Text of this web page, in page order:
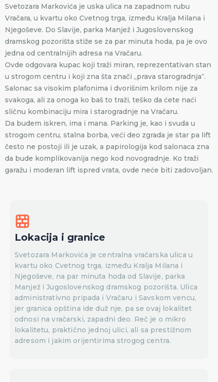
Svetozara Markovića je uska ulica na zapadnom rubu
Vračara, u kvartu oko Cvetnog trga, između Kralja Milana i
Njegoševe. Do Slavije, parka Manjež i Jugoslovenskog
dramskog pozorišta stiže se za par minuta hoda, pa je ovo
jedna od centralnijih adresa na Vračaru.
Ovde odgovara kupac koji traži miran, reprezentativan stan
u strogom centru i koji zna šta znači „prava starogradnja“.
Salonac sa visokim plafonima i dvorišnim krilom nije za
svakoga, ali za onoga ko baš to traži, teško da ćete naći
sličnu kombinaciju mira i starogradnje na Vračaru.
Da budem iskren, ima i mana. Parking je, kao i svuda u
strogom centru, stalna borba, veći deo zgrada je star pa lift
često ne postoji ili je uzak, a papirologija kod salonaca zna
da bude komplikovanija nego kod novogradnje. Ko traži
garažu i moderan lift ispred vrata, ovde neće biti zadovoljan.
Lokacija i granice
Svetozara Markovića je centralna vračarska ulica u
kvartu oko Cvetnog trga, između Kralja Milana i
Njegoševe, na par minuta hoda od Slavije, parka
Manjež i Jugoslovenskog dramskog pozorišta. Ulica
administrativno pripada i Vračaru i Savskom vencu,
jer granica opština ide duž nje, pa se ovaj lokalitet
odnosi na vračarski, zapadni deo. Reč je o mikro
lokalitetu, praktično jednoj ulici, ali sa prestižnom
adresom i jakim orijentirima strogog centra.